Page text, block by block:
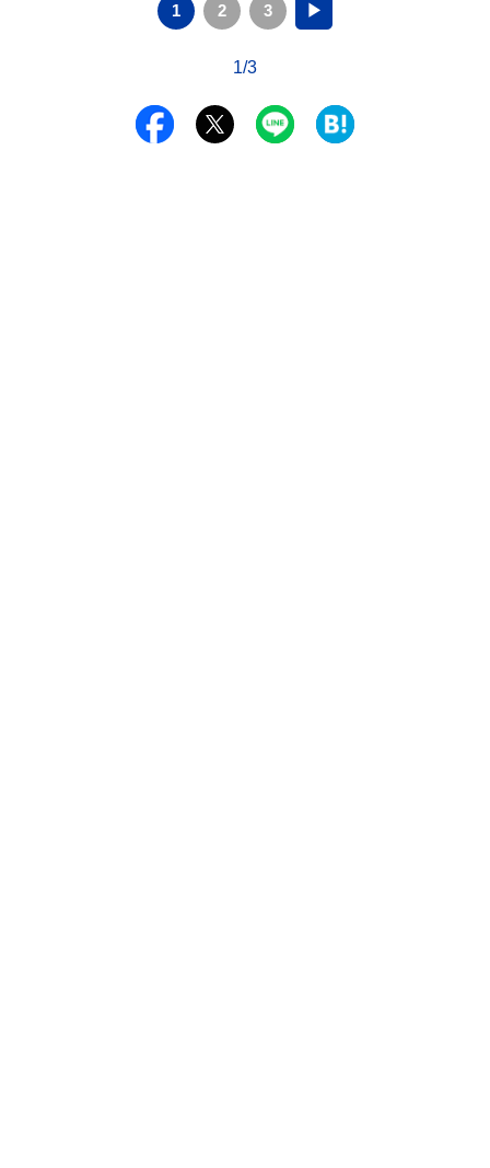
1 2 3 ▶
1/3